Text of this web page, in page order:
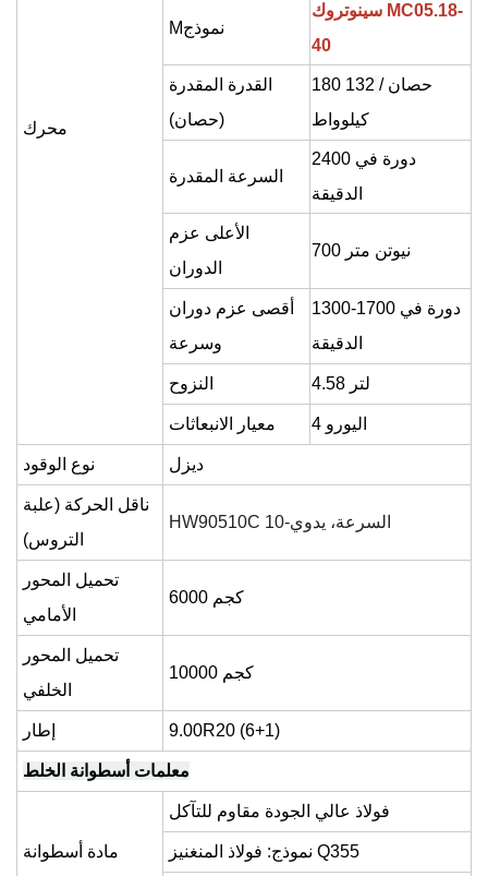
محرك
Mنموذج
MC05.18-
40
القدرة المقدرة
(حصان)
18 0 حصان / 132
كيلوواط
السرعة المقدرة
2400 دورة في
الدقيقة
الأعلى عزم
الدوران
700 نيوتن متر
أقصى عزم دوران
وسرعة
1300-1700 دورة في
الدقيقة
النزوح 4.58 لتر
معيار الانبعاثات اليورو
نوع الوقود ديزل
ناقل الحركة (علبة
التروس)
HW90510C 10 -السرعة، يدوي
تحميل المحور
الأمامي
6 000 كجم
تحميل المحور
الخلفي
10 000 كجم
إطار 9.00R20 (6+1)
معلمات أسطوانة الخلط
مادة أسطوانة
فولاذ عالي الجودة مقاوم للتآكل
نموذج: فولاذ المنغنيز Q355